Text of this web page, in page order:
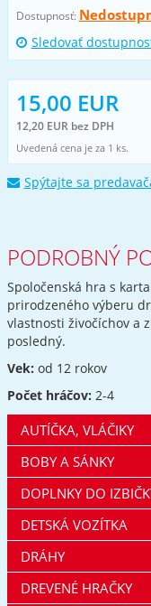
Dostupnosť:
Sledovať
15,00 EUR
12,20 EUR bez DPH
Uvedená cena je za 1 ks.
Spýtajte sa
PODROBNÝ
Spoločenská hra s
prirodzeného výberu
vlastnosti živočíchov a
posledný.
Vek: od 12 rokov
Počet hráčov: 2-4
AUTÍČKA, VLÁČIKY
BOBY A SÁNKY
DOPLNKY DO
DETSKÁ VOZÍTKA
DRÁHY
DREVENÉ HRAČKY